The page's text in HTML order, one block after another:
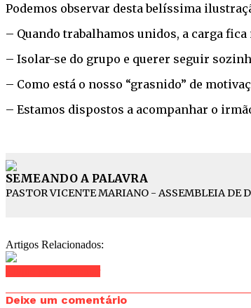
Podemos observar desta belíssima
– Quando trabalhamos unidos, a carga
– Isolar-se do grupo e querer seguir
– Como está o nosso “grasnido” de
– Estamos dispostos a acompanhar o
SEMEANDO A PALAVRA
PASTOR VICENTE MARIANO - ASSEMBLEIA DE
Artigos Relacionados:
Deixe um comentário